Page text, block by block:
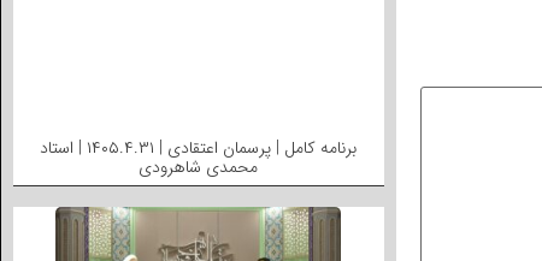
برنامه کامل | پرسمان اعتقادی | ۱۴۰۵.۴.۳۱ | استاد
محمدی شاهرودی